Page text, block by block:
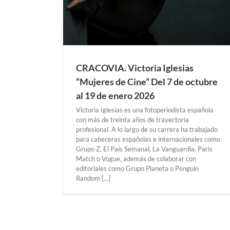
CRACOVIA. Victoria Iglesias
“Mujeres de Cine” Del 7 de octubre
al 19 de enero 2026
Victoria Iglesias es una fotoperiodista española
con más de treinta años de trayectoria
profesional. A lo largo de su carrera ha trabajado
para cabeceras españolas e internacionales como
Grupo Z, El País Semanal, La Vanguardia, Paris
Match o Vogue, además de colaborar con
editoriales como Grupo Planeta o Penguin
Random [...]
Exposiciones Anteriores